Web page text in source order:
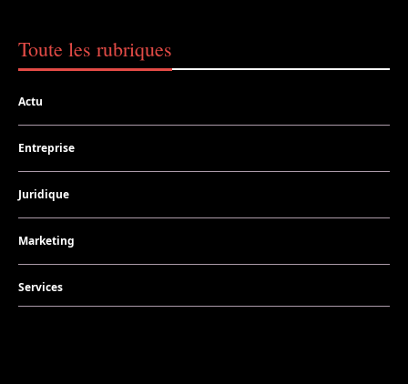
Toute les rubriques
Actu
Entreprise
Juridique
Marketing
Services